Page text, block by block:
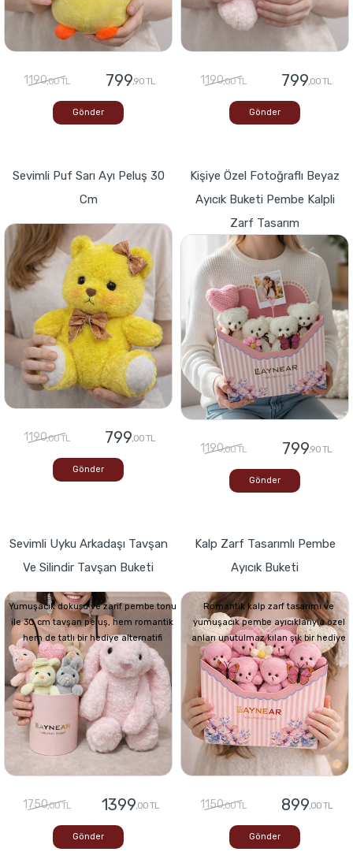
1190,00 TL 799,90 TL
Gönder
1190,00 TL 799,00 TL
Gönder
Sevimli Puf Sarı Ayı Peluş 30
Cm
1190,00 TL 799,00 TL
Gönder
Kişiye Özel Fotoğraflı Beyaz
Ayıcık Buketi Pembe Kalpli
Zarf Tasarım
1190,00 TL 799,90 TL
Gönder
Sevimli Uyku Arkadaşı Tavşan
Ve Silindir Tavşan Buketi
Yumuşacık dokusu ve zarif pembe tonu
ile 30 cm tavşan peluş, hem romantik
hem de tatlı bir hediye alternatifi
1750,00 TL 1399,00 TL
Gönder
Kalp Zarf Tasarımlı Pembe
Ayıcık Buketi
Romantik kalp zarf tasarımı ve
yumuşacık pembe ayıcıklarıyla özel
anları unutulmaz kılan şık bir hediye
1150,00 TL 899,00 TL
Gönder